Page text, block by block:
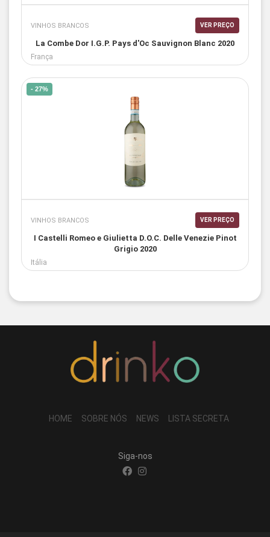
VINHOS BRANCOS VER PREÇO
La Combe Dor I.G.P. Pays d'Oc Sauvignon Blanc 2020
França
- 27%
VINHOS BRANCOS VER PREÇO
I Castelli Romeo e Giulietta D.O.C. Delle Venezie Pinot
Grigio 2020
Itália
HOME SOBRE NÓS NEWS LISTA SECRETA
Siga-nos